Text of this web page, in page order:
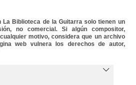
La Biblioteca de la Guitarra solo tienen un
no comercial. Si algún compositor,
motivo, considera que un archivo
web vulnera los derechos de autor,